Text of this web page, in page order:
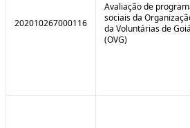
202010267000116
Avaliação de
sociais da
da Voluntárias de
(OVG)